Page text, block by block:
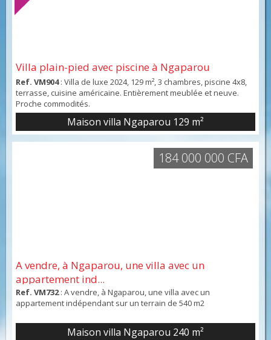
Villa plain-pied avec piscine à Ngaparou
Ref. VM904: Villa de luxe 2024, 129 m², 3 chambres, piscine 4x8,
terrasse, cuisine américaine. Entièrement meublée et neuve.
Proche commodités.
Maison villa Ngaparou 129 m²
A vendre, à Ngaparou, une villa avec un
appartement ind...
Ref. VM732: A vendre, à Ngaparou, une villa avec un
appartement indépendant sur un terrain de 540 m2
Maison villa Ngaparou 240 m²
184 000 000 CFA